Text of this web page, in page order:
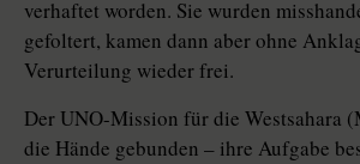
verhaftet worden. Sie wurden
gefoltert, kamen dann aber ohne
Verurteilung wieder frei.
Der UNO-Mission für die Westsahara
die Hände gebunden – ihre Aufgabe